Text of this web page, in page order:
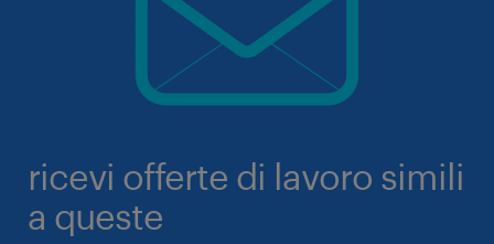
ricevi offerte di lavoro simili
a queste